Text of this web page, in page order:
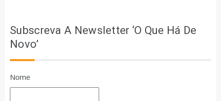
Subscreva A Newsletter ‘O Que Há De
Novo’
Nome